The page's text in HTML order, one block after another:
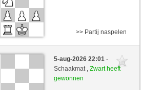
(-20)
+ 8 seconds/move
>> Partij naspelen
5-aug-2026 22:01-
Schaakmat ,Zwart heeft
gewonnen